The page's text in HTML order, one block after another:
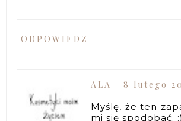
ODPOWIEDZ
ALA
8 lutego
Myślę, że ten
mi się spodobać. :)